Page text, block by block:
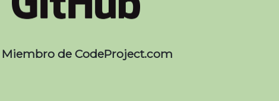
Miembro de CodeProject.com